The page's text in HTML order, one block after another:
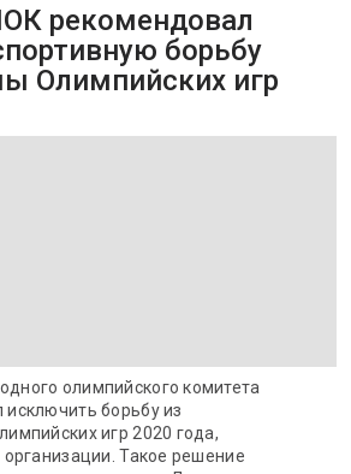
рекомендовал
борьбу
Олимпийских игр
олимпийского комитета
борьбу из
игр 2020 года,
Такое решение